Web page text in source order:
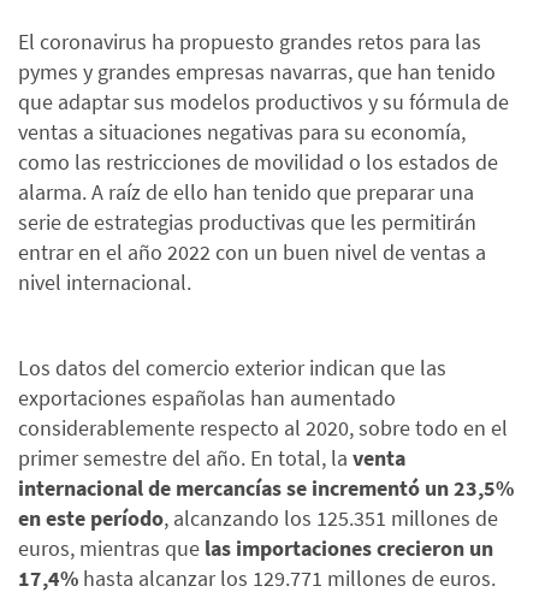
El coronavirus ha propuesto grandes retos para las
pymes y grandes empresas navarras, que han tenido
que adaptar sus modelos productivos y su fórmula de
ventas a situaciones negativas para su economía,
como las restricciones de movilidad o los estados de
alarma. A raíz de ello han tenido que preparar una
serie de estrategias productivas que les permitirán
entrar en el año 2022 con un buen nivel de ventas a
nivel internacional.
Los datos del comercio exterior indican que las
exportaciones españolas han aumentado
considerablemente respecto al 2020, sobre todo en el
primer semestre del año. En total, la venta
internacional de mercancías se incrementó un 23,5%
en este período, alcanzando los 125.351 millones de
euros, mientras que las importaciones crecieron un
17,4% hasta alcanzar los 129.771 millones de euros.